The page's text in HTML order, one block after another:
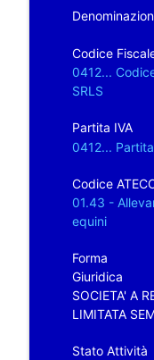
Codice
0412...
SRLS
Partita IVA
0412...
Codice
01.43 -
equini
Forma
Giuridica
SOCIETA' A
LIMITATA
Stato Attività